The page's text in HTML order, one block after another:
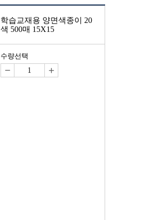
학습교재용 양면색종이 20
색 500매 15X15
수량선택